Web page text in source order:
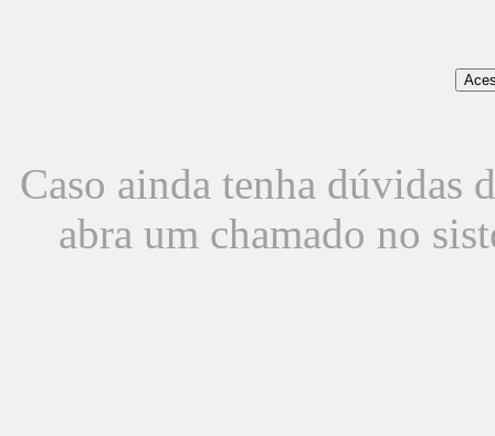
Caso ainda tenha dúvidas
abra um chamado no